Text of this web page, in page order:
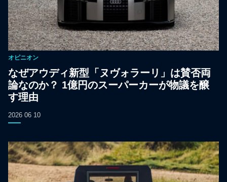
オピニオン
なぜアウディ新型「ヌヴォラーリ」は賛否両
論なのか？ 1億円のスーパーカーが物議を醸
す理由
2026 06 10